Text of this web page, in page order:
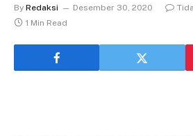
By Redaksi Desember 30, 2020
1 Min Read